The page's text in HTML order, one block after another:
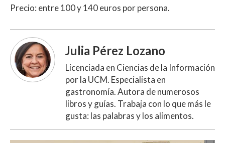
Precio: entre 100 y 140 euros por persona.
Julia Pérez Lozano
Licenciada en Ciencias de la Información
por la UCM. Especialista en
gastronomía. Autora de numerosos
libros y guías. Trabaja con lo que más le
gusta: las palabras y los alimentos.